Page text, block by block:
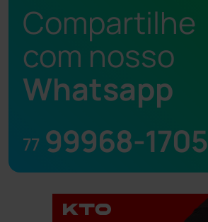
Compartilhe
com nosso
Whatsapp
77 99968-1705